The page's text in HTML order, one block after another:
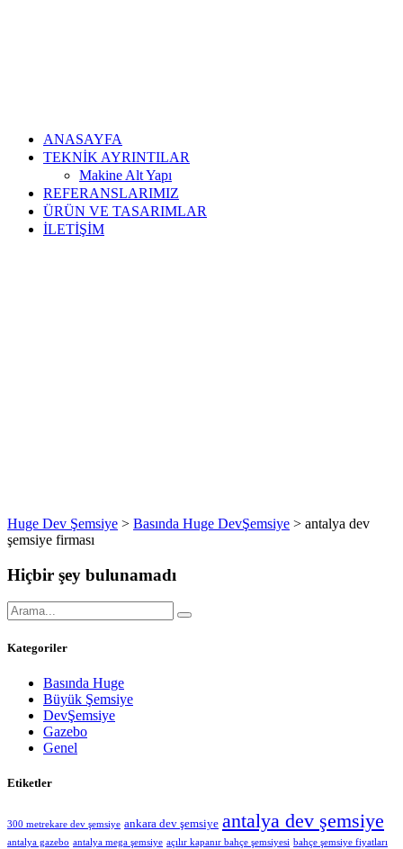
ANASAYFA
TEKNİK AYRINTILAR
Makine Alt Yapı
REFERANSLARIMIZ
ÜRÜN VE TASARIMLAR
İLETİŞİM
Huge Dev Şemsiye > Basında Huge DevŞemsiye > antalya dev
şemsiye firması
Hiçbir şey bulunamadı
Kategoriler
Basında Huge
Büyük Şemsiye
DevŞemsiye
Gazebo
Genel
Etiketler
300 metrekare dev şemsiye ankara dev şemsiye antalya dev şemsiye
antalya gazebo antalya mega şemsiye açılır kapanır bahçe şemsiyesi bahçe şemsiye fiyatları